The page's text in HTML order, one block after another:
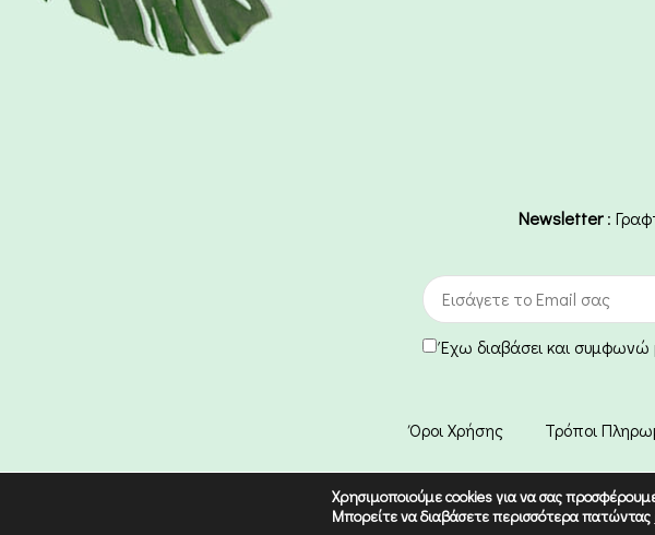
Newsletter:
Έχω διαβάσει και συμφωνώ
Όροι Χρήσης Τρόποι
Χρησιμοποιούμε cookies για να σας
Μπορείτε να διαβάσετε περισσότερα πατώντας